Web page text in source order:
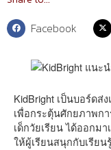
Facebook
KidBright เป็นบอร์ด
เพื่อกระตุ้นศักยภาพก
เด็กวัยเรียน ได้ออกม
ให้ผู้เรียนสนุกกับเรีย